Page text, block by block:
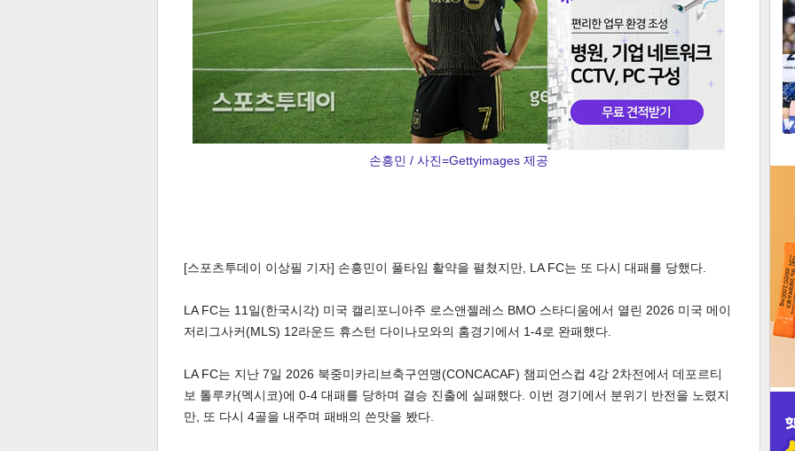
페이 트위 밴드 네이
댓글 url 복
손흥민 / 사진=Gettyimages 제공
[스포츠투데이 이상필 기자] 손흥민이 풀타임 활약을 펼쳤지만, LA FC는 또 다시 대패를 당했다.
LA FC는 11일(한국시각) 미국 캘리포니아주 로스앤젤레스 BMO 스타디움에서 열린 2026 미국 메이
저리그사커(MLS) 12라운드 휴스턴 다이나모와의 홈경기에서 1-4로 완패했다.
LA FC는 지난 7일 2026 북중미카리브축구연맹(CONCACAF) 챔피언스컵 4강 2차전에서 데포르티
보 톨루카(멕시코)에 0-4 대패를 당하며 결승 진출에 실패했다. 이번 경기에서 분위기 반전을 노렸지
만, 또 다시 4골을 내주며 패배의 쓴맛을 봤다.
연예
2